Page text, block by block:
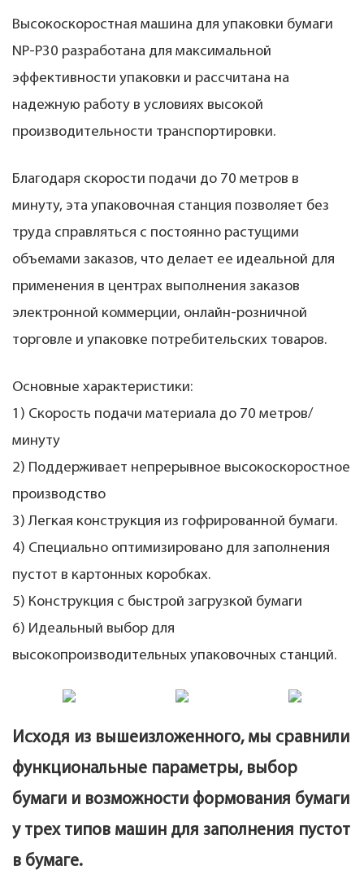
Высокоскоростная машина для упаковки бумаги
NP-P30 разработана для максимальной
эффективности упаковки и рассчитана на
надежную работу в условиях высокой
производительности транспортировки.
Благодаря скорости подачи до 70 метров в
минуту, эта упаковочная станция позволяет без
труда справляться с постоянно растущими
объемами заказов, что делает ее идеальной для
применения в центрах выполнения заказов
электронной коммерции, онлайн-розничной
торговле и упаковке потребительских товаров.
Основные характеристики:
1) Скорость подачи материала до 70 метров/
минуту
2) Поддерживает непрерывное высокоскоростное
производство
3) Легкая конструкция из гофрированной бумаги.
4) Специально оптимизировано для заполнения
пустот в картонных коробках.
5) Конструкция с быстрой загрузкой бумаги
6) Идеальный выбор для
высокопроизводительных упаковочных станций.
Исходя из вышеизложенного, мы сравнили
функциональные параметры, выбор
бумаги и возможности формования бумаги
у трех типов машин для заполнения пустот
в бумаге.